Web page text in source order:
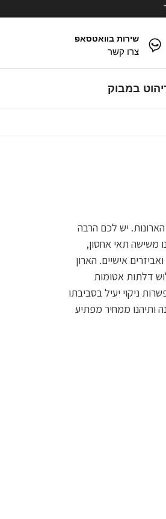
שירות בוואטסאפ
צרו קשר
במבוק
הארונות. יש לכם הרבה
משישה תאי אחסון,
אישיים. הארון
דלתות אטומות
ניקוי יעיל בסביבתו
ותיהנו ממחיר מפתיע